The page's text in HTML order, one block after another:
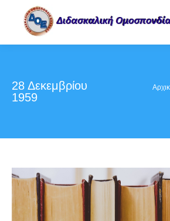
28 Δεκεμβρίου
1959